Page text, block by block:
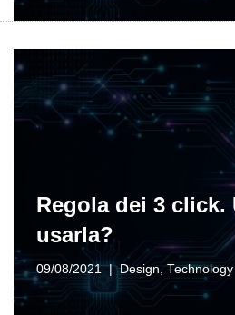
Regola dei 3 click.
usarla?
09/08/2021 Design,Technology